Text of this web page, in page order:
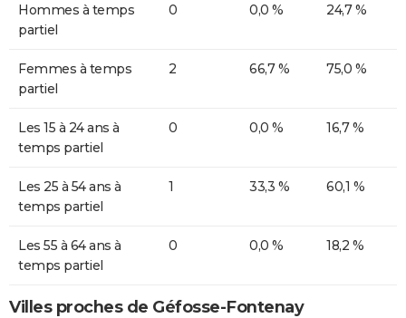
Hommes à temps
partiel
0 0,0 % 24,7 %
Femmes à temps
partiel
2 66,7 % 75,0 %
Les 15 à 24 ans à
temps partiel
0 0,0 % 16,7 %
Les 25 à 54 ans à
temps partiel
1 33,3 % 60,1 %
Les 55 à 64 ans à
temps partiel
0 0,0 % 18,2 %
Villes proches de Géfosse-Fontenay